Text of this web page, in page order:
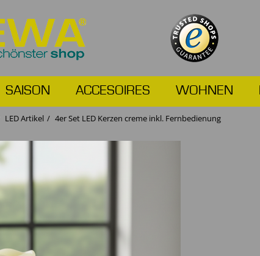
SAISON ACCESOIRES WOHNEN
LED Artikel 4er Set LED Kerzen creme inkl. Fernbedienung